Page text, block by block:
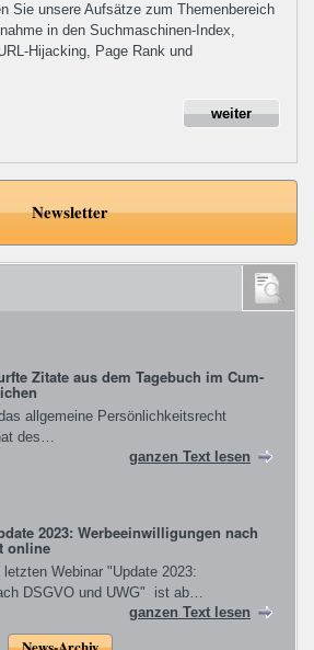
Sie unsere Aufsätze zum Themenbereich
in den Suchmaschinen-Index,
Hijacking, Page Rank und
weiter
Newsletter
Zitate aus dem Tagebuch im Cum-
allgemeine Persönlichkeitsrecht
des…
ganzen Text lesen
2023: Werbeeinwilligungen nach
online
Webinar "Update 2023:
DSGVO und UWG" ist ab…
ganzen Text lesen